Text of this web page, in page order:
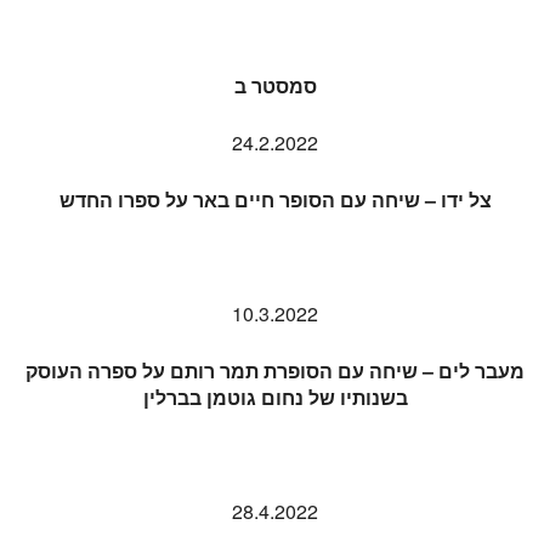
סמסטר ב
24.2.2022
צל ידו –שיחה עם הסופר חיים באר על ספרו החדש
10.3.2022
מעבר לים –שיחה עם הסופרת תמר רותם על ספרה העוסק
בשנותיו של נחום גוטמן בברלין
28.4.2022